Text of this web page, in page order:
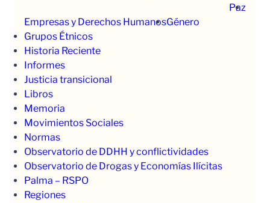
Paz
Empresas y Derechos HumanosGénero
Grupos Étnicos
Historia Reciente
Informes
Justicia transicional
Libros
Memoria
Movimientos Sociales
Normas
Observatorio de DDHH y conflictividades
Observatorio de Drogas y Economías Ilícitas
Palma – RSPO
Regiones